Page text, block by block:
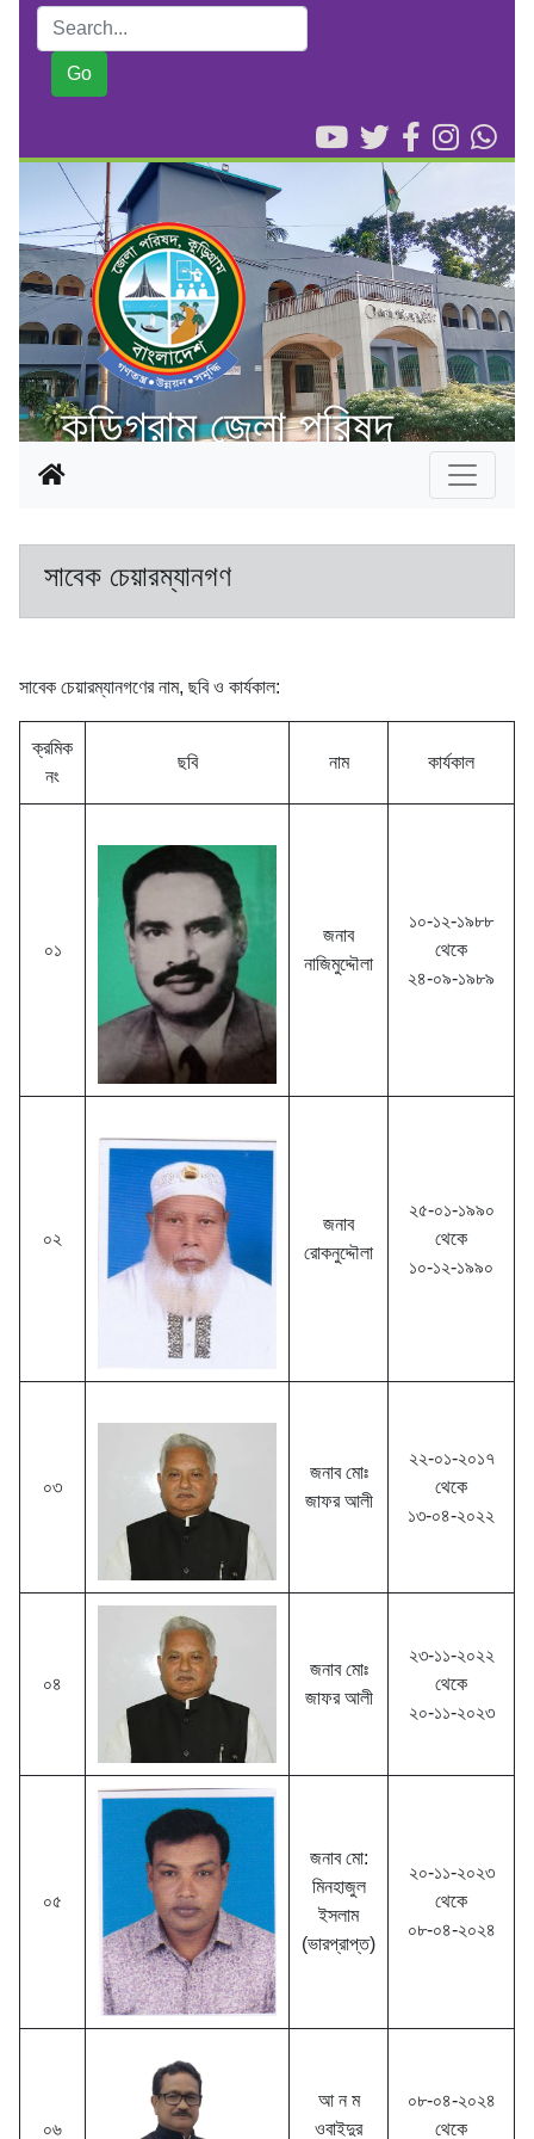
কুড়িগ্রাম জেলা পরিষদ
সাবেক চেয়ারম্যানগণ
সাবেক চেয়ারম্যানগণের নাম, ছবি ও কার্যকাল:
ক্রমিক
নং
ছবি নাম কার্যকাল
০১
জনাব
নাজিমুদ্দৌলা
১০-১২-১৯৮৮
থেকে
২৪-০৯-১৯৮৯
০২
জনাব
রোকনুদ্দৌলা
২৫-০১-১৯৯০
থেকে
১০-১২-১৯৯০
০৩
জনাব মোঃ
জাফর আলী
২২-০১-২০১৭
থেকে
১৩-০৪-২০২২
০৪
জনাব মোঃ
জাফর আলী
২৩-১১-২০২২
থেকে
২০-১১-২০২৩
০৫
জনাব মো:
মিনহাজুল
ইসলাম
(ভারপ্রাপ্ত)
২০-১১-২০২৩
থেকে
০৮-০৪-২০২৪
০৬
আ ন ম
ওবাইদুর
০৮-০৪-২০২৪
থেকে